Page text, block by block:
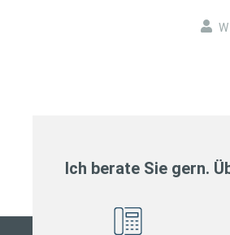
Ich berate Sie gern.